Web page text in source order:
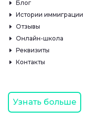
Блог
Истории иммиграции
Отзывы
Онлайн-школа
Реквизиты
Контакты
Узнать больше